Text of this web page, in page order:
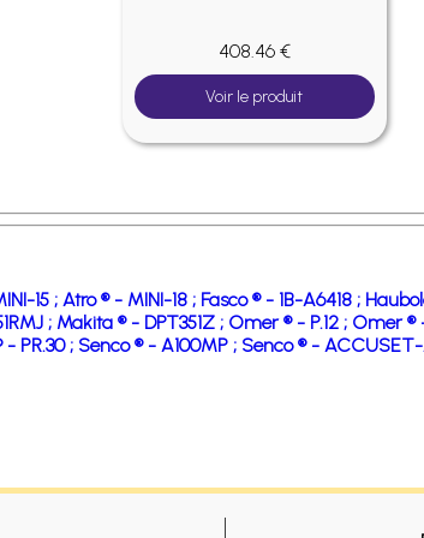
408.46 €
Voir le produit
15 ; Atro ® - MINI-18 ; Fasco ® - 1B-A6418 ;
; Makita ® - DPT351Z ; Omer ® - P.12 ; Omer ®
PR.30 ; Senco ® - A100MP ; Senco ® - ACCUSET-